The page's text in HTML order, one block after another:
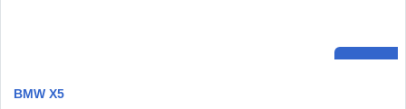
BMW X5